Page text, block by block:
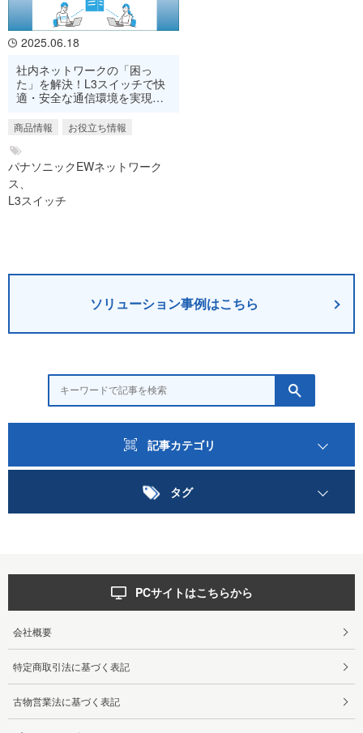
2025.06.18
社内ネットワークの「困っ
た」を解決！L3スイッチで快
適・安全な通信環境を実現。
商品情報 お役立ち情報
パナソニックEWネットワーク
ス、
L3スイッチ
ソリューション事例はこちら
記事カテゴリ
タグ
PCサイトはこちらから
会社概要
特定商取引法に基づく表記
古物営業法に基づく表記